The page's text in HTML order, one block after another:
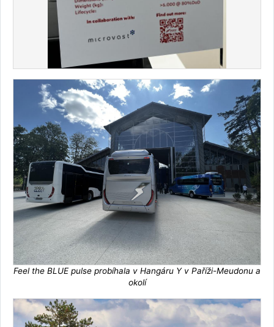
Feel the BLUE pulse probíhala v Hangáru Y v Paříži-Meudonu a
okolí